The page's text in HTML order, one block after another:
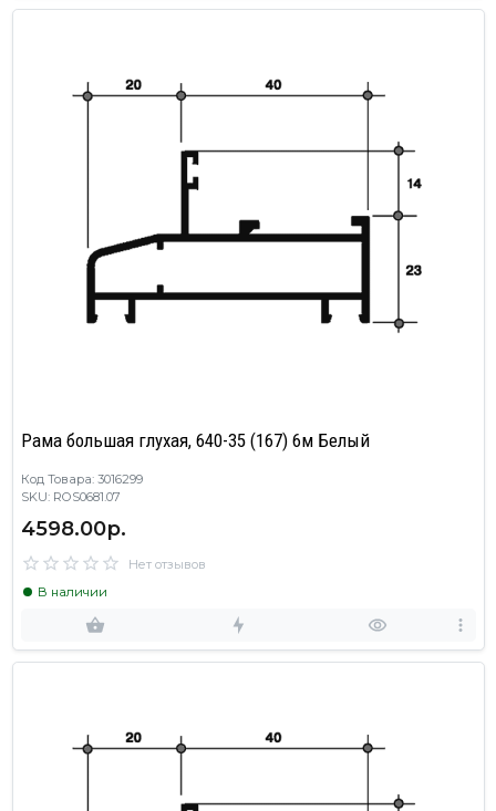
Рама большая глухая, 640-35 (167) 6м Белый
Код Товара: 3016299
SKU: ROS0681.07
4598.00р.
Нет отзывов
В наличии